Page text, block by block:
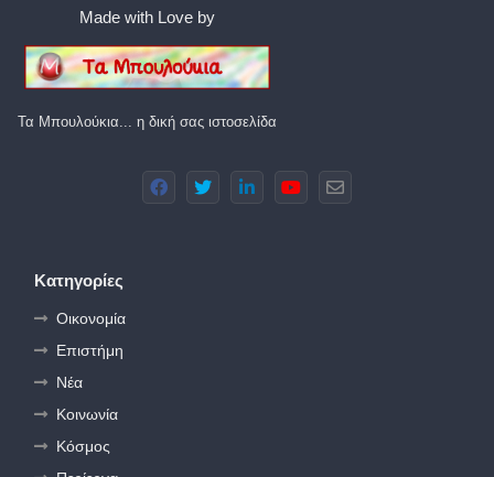
Made with Love by
Τα Μπουλούκια... η δική σας ιστοσελίδα
Κατηγορίες
Οικονομία
Επιστήμη
Νέα
Κοινωνία
Κόσμος